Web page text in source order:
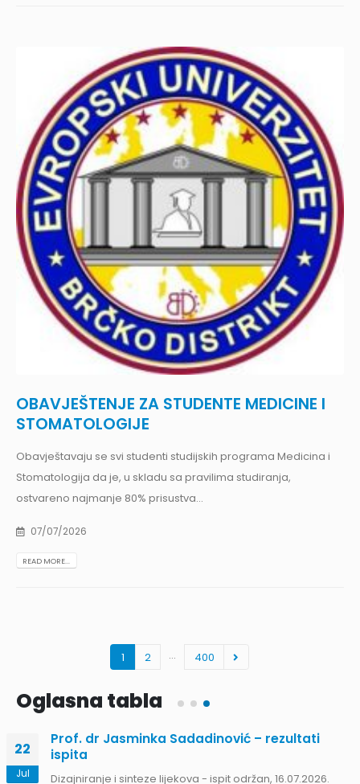
OBAVJEŠTENJE ZA STUDENTE MEDICINE I
STOMATOLOGIJE
Obavještavaju se svi studenti studijskih programa Medicina i
Stomatologija da je, u skladu sa pravilima studiranja,
ostvareno najmanje 80% prisustva...
07/07/2026
READ MORE...
1 2 … 400
Oglasna tabla
22
Jul
Prof. dr Jasminka Sadadinović – rezultati
ispita
Dizajniranje i sinteze lijekova - ispit održan, 16.07.2026.